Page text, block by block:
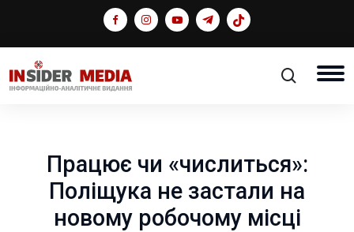
Працює чи «числиться»:
Поліщука не застали на
новому робочому місці